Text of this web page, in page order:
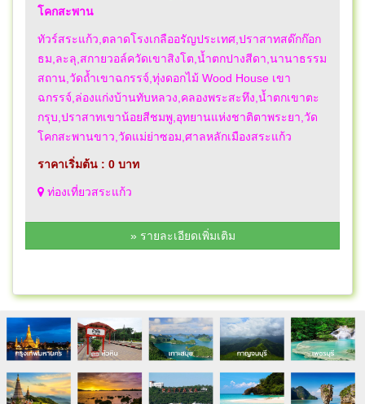
โคกสะพาน
ทัวร์สระแก้ว,ตลาดโรงเกลืออรัญประเทศ,ปราสาทสด๊กก๊อก
ธม,ละลุ,สกายวอล์ควัดเขาสิงโต,น้ำตกปางสีดา,นานาธรรม
สถาน,วัดถ้ำเขาฉกรรจ์,ทุ่งดอกไม้ Wood House เขา
ฉกรรจ์,ล่องแก่งบ้านทับหลวง,คลองพระสะทึง,น้ำตกเขาตะ
กรุบ,ปราสาทเขาน้อยสีชมพู,อุทยานแห่งชาติตาพระยา,วัด
โคกสะพานขาว,วัดแม่ย่าซอม,ศาลหลักเมืองสระแก้ว
ราคาเริ่มต้น : 0 บาท
ท่องเที่ยวสระแก้ว
» รายละเอียดเพิ่มเติม